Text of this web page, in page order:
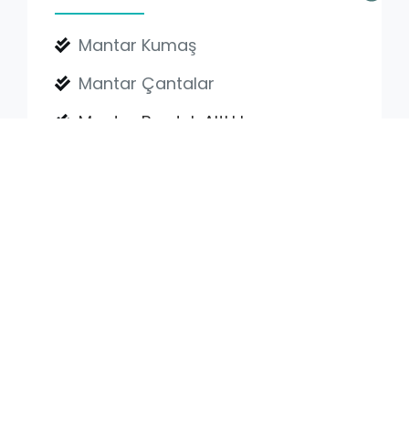
Mantar Kumaş
Mantar Çantalar
Mantar Bardak Altlıkları